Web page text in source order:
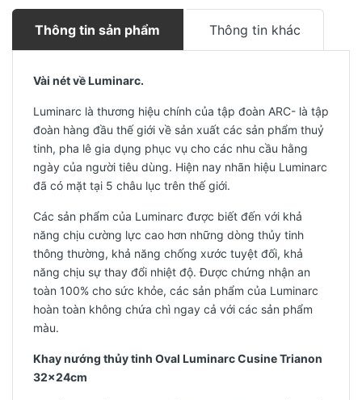
Thông tin sản phẩm Thông tin khác
Vài nét về Luminarc.
Luminarc là thương hiệu chính của tập đoàn ARC- là tập
đoàn hàng đầu thế giới về sản xuất các sản phẩm thuỷ
tinh, pha lê gia dụng phục vụ cho các nhu cầu hằng
ngày của người tiêu dùng. Hiện nay nhãn hiệu Luminarc
đã có mặt tại 5 châu lục trên thế giới.
Các sản phẩm của Luminarc được biết đến với khả
năng chịu cường lực cao hơn những dòng thủy tinh
thông thường, khả năng chống xước tuyệt đối, khả
năng chịu sự thay đổi nhiệt độ. Được chứng nhận an
toàn 100% cho sức khỏe, các sản phẩm của Luminarc
hoàn toàn không chứa chì ngay cả với các sản phẩm
màu.
Khay nướng thủy tinh Oval Luminarc Cusine Trianon
32x24cm